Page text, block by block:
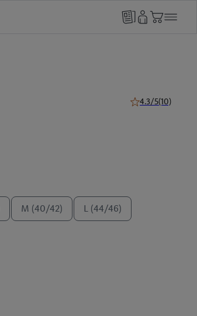
4.3/5(10)
M (40/42) L (44/46)